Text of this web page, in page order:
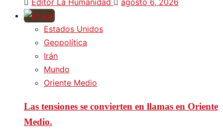
Estados Unidos
Geopolítica
Irán
Mundo
Oriente Medio
Las tensiones se convierten en llamas en Oriente
Medio.